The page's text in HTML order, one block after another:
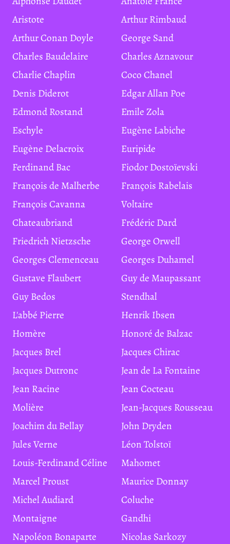
Aristote
Arthur Rimbaud
Arthur Conan Doyle
George Sand
Charles Baudelaire
Charles Aznavour
Charlie Chaplin
Coco Chanel
Denis Diderot
Edgar Allan Poe
Edmond Rostand
Emile Zola
Eschyle
Eugène Labiche
Eugène Delacroix
Euripide
Ferdinand Bac
Fiodor Dostoïevski
François de Malherbe
François Rabelais
François Cavanna
Voltaire
Chateaubriand
Frédéric Dard
Friedrich Nietzsche
George Orwell
Georges Clemenceau
Georges Duhamel
Gustave Flaubert
Guy de Maupassant
Guy Bedos
Stendhal
L'abbé Pierre
Henrik Ibsen
Homère
Honoré de Balzac
Jacques Brel
Jacques Chirac
Jacques Dutronc
Jean de La Fontaine
Jean Racine
Jean Cocteau
Molière
Jean-Jacques Rousseau
Joachim du Bellay
John Dryden
Jules Verne
Léon Tolstoï
Louis-Ferdinand Céline
Mahomet
Marcel Proust
Maurice Donnay
Michel Audiard
Coluche
Montaigne
Gandhi
Napoléon Bonaparte
Nicolas Sarkozy